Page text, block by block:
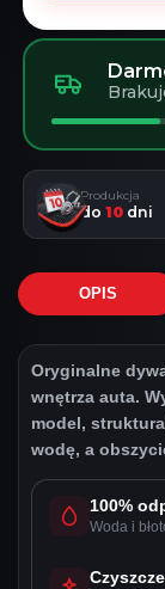
Produkcja
do 10 dni
OPIS
Oryginalne
wnętrza auta.
model,
wodę, a
100%
Woda i